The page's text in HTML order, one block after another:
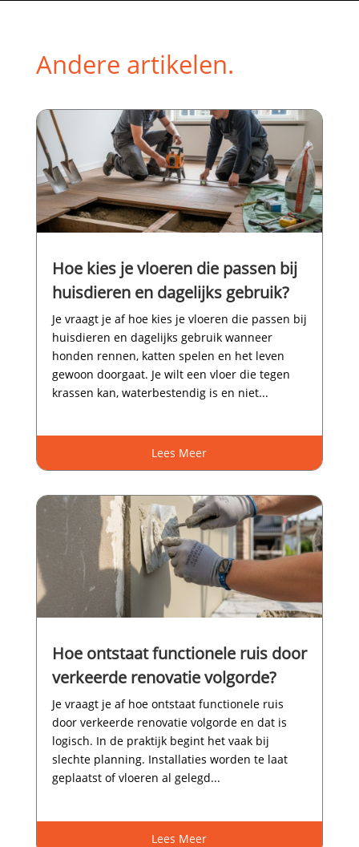
Andere artikelen.
Hoe kies je vloeren die passen bij
huisdieren en dagelijks gebruik?
Je vraagt je af hoe kies je vloeren die passen bij
huisdieren en dagelijks gebruik wanneer
honden rennen, katten spelen en het leven
gewoon doorgaat.​ Je wilt een vloer die tegen
krassen kan, waterbestendig is en niet...
Lees Meer
Hoe ontstaat functionele ruis door
verkeerde renovatie volgorde?
Je vraagt je af hoe ontstaat functionele ruis
door verkeerde renovatie volgorde en dat is
logisch.​ In de praktijk begint het vaak bij
slechte planning.​ Installaties worden te laat
geplaatst of vloeren al gelegd...
Lees Meer